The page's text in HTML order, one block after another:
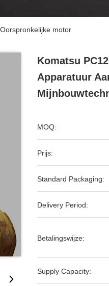
motor
Komatsu
Apparatuur
MOQ:
Prijs:
Standard Packaging:
Delivery Period:
Betalingswijze:
Supply Capacity: